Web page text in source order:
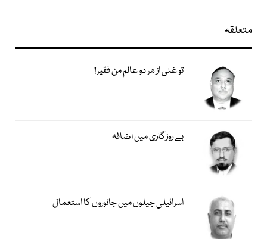
متعلقہ
تو غنی از ھر دو عالم من فقیر!
بے روزگاری میں اضافہ
اسرائیلی جیلوں میں جانوروں کا استعمال